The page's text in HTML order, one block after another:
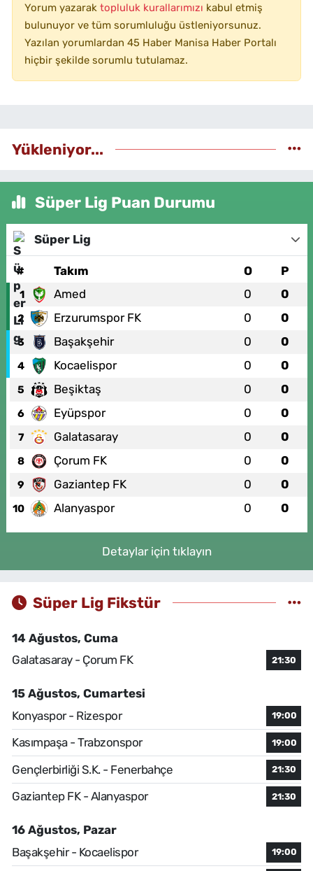
Yorum yazarak topluluk kurallarımızı kabul etmiş
bulunuyor ve tüm sorumluluğu üstleniyorsunuz.
Yazılan yorumlardan 45 Haber Manisa Haber Portalı
hiçbir şekilde sorumlu tutulamaz.
Yükleniyor...
Süper Lig Puan Durumu
Süper Lig
# Takım O P
1 Amed 0 0
2 Erzurumspor FK 0 0
3 Başakşehir 0 0
4 Kocaelispor 0 0
5 Beşiktaş 0 0
6 Eyüpspor 0 0
7 Galatasaray 0 0
8 Çorum FK 0 0
9 Gaziantep FK 0 0
10 Alanyaspor 0 0
Detaylar için tıklayın
Süper Lig Fikstür
14 Ağustos, Cuma
Galatasaray - Çorum FK
21:30
15 Ağustos, Cumartesi
Konyaspor - Rizespor
19:00
Kasımpaşa - Trabzonspor 19:00
Gençlerbirliği S.K. - Fenerbahçe 21:30
Gaziantep FK - Alanyaspor 21:30
16 Ağustos, Pazar
Başakşehir - Kocaelispor
19:00